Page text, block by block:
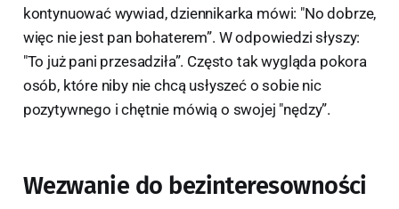
kontynuować wywiad, dziennikarka mówi: "No dobrze,
więc nie jest pan bohaterem”. W odpowiedzi słyszy:
"To już pani przesadziła”. Często tak wygląda pokora
osób, które niby nie chcą usłyszeć o sobie nic
pozytywnego i chętnie mówią o swojej "nędzy”.
Wezwanie do bezinteresowności